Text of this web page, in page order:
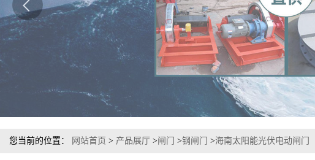
您当前的位置： 网站首页 > 产品展厅 >闸门 >钢闸门 >海南太阳能光伏电动闸门